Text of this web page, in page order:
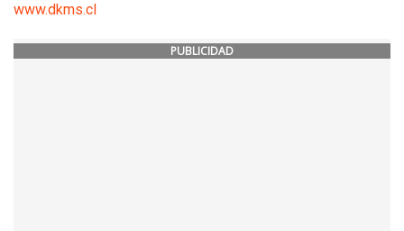
www.dkms.cl
PUBLICIDAD